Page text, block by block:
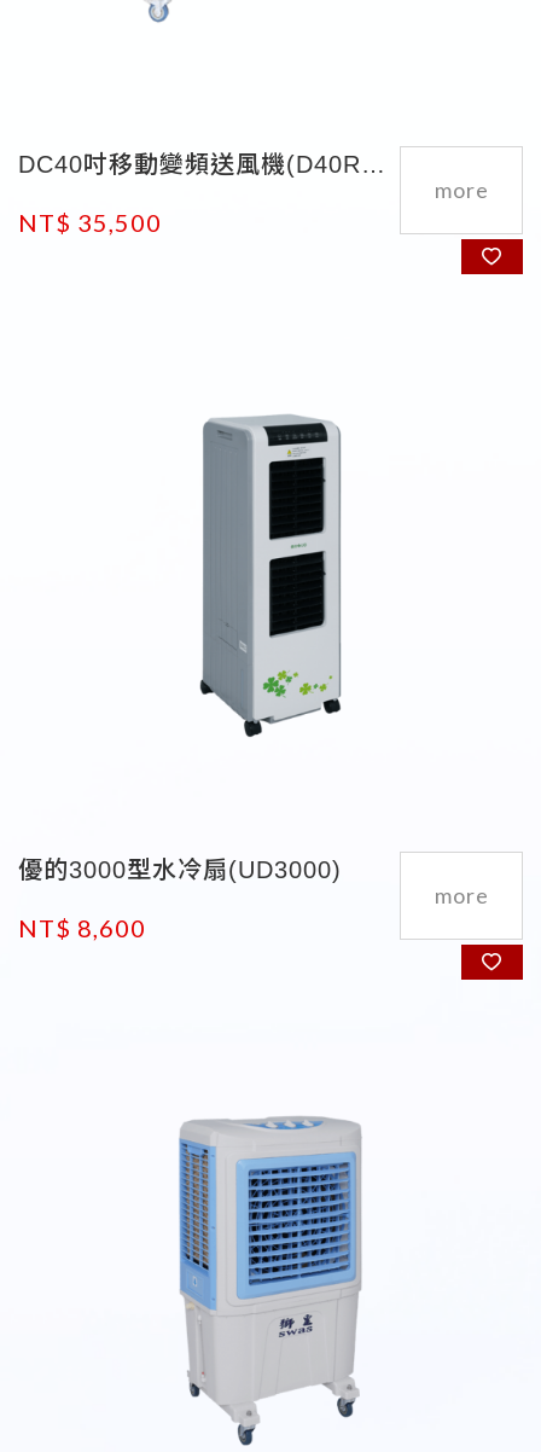
DC40吋移動變頻送風機(D40R7P)
NT$ 35,500
優的3000型水冷扇(UD3000)
NT$ 8,600